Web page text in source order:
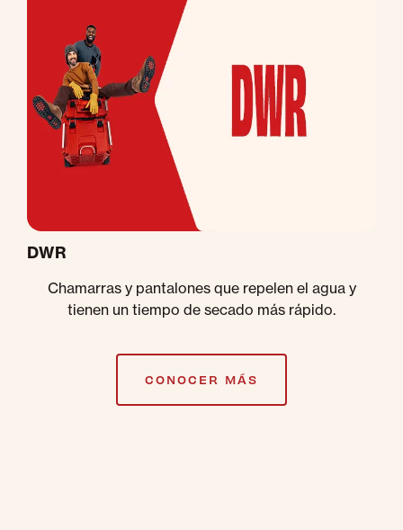
DWR
Chamarras y pantalones que repelen el agua y
tienen un tiempo de secado más rápido.
CONOCER MÁS